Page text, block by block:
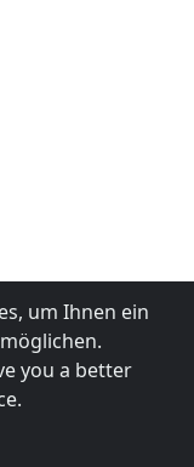
um Ihnen ein
you a better